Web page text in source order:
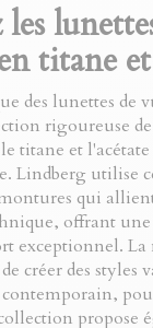
titane et
des lunettes de
rigoureuse
titane et
Lindberg utilise
qui
offrant
exceptionnel. La
créer des styles
propose